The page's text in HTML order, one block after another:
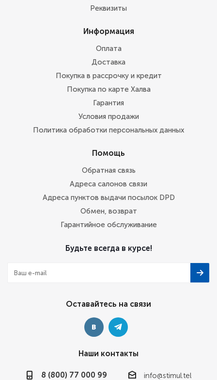
Реквизиты
Информация
Оплата
Доставка
Покупка в рассрочку и кредит
Покупка по карте Халва
Гарантия
Условия продажи
Политика обработки персональных данных
Помощь
Обратная связь
Адреса салонов связи
Адреса пунктов выдачи посылок DPD
Обмен, возврат
Гарантийное обслуживание
Будьте всегда в курсе!
Оставайтесь на связи
Наши контакты
8 (800) 77 000 99 info@stimul.tel